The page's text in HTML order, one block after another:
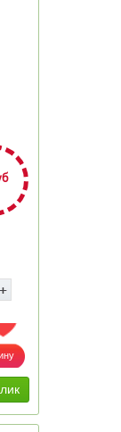
ДОБАВИТЬ В ИЗБРАННОЕ